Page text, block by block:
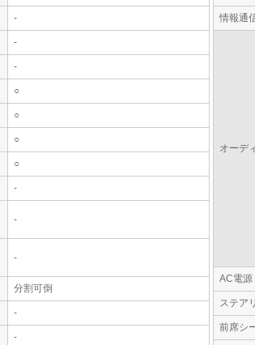
-
-
-
○
○
○
○
-
-
-
分割可倒
-
-
情報通
オーデ
AC電源
ステア
前席シ